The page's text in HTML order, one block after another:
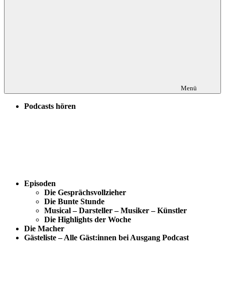
Menü
Podcasts hören
Episoden
Die Gesprächsvollzieher
Die Bunte Stunde
Musical – Darsteller – Musiker – Künstler
Die Highlights der Woche
Die Macher
Gästeliste – Alle Gäst:innen bei Ausgang Podcast